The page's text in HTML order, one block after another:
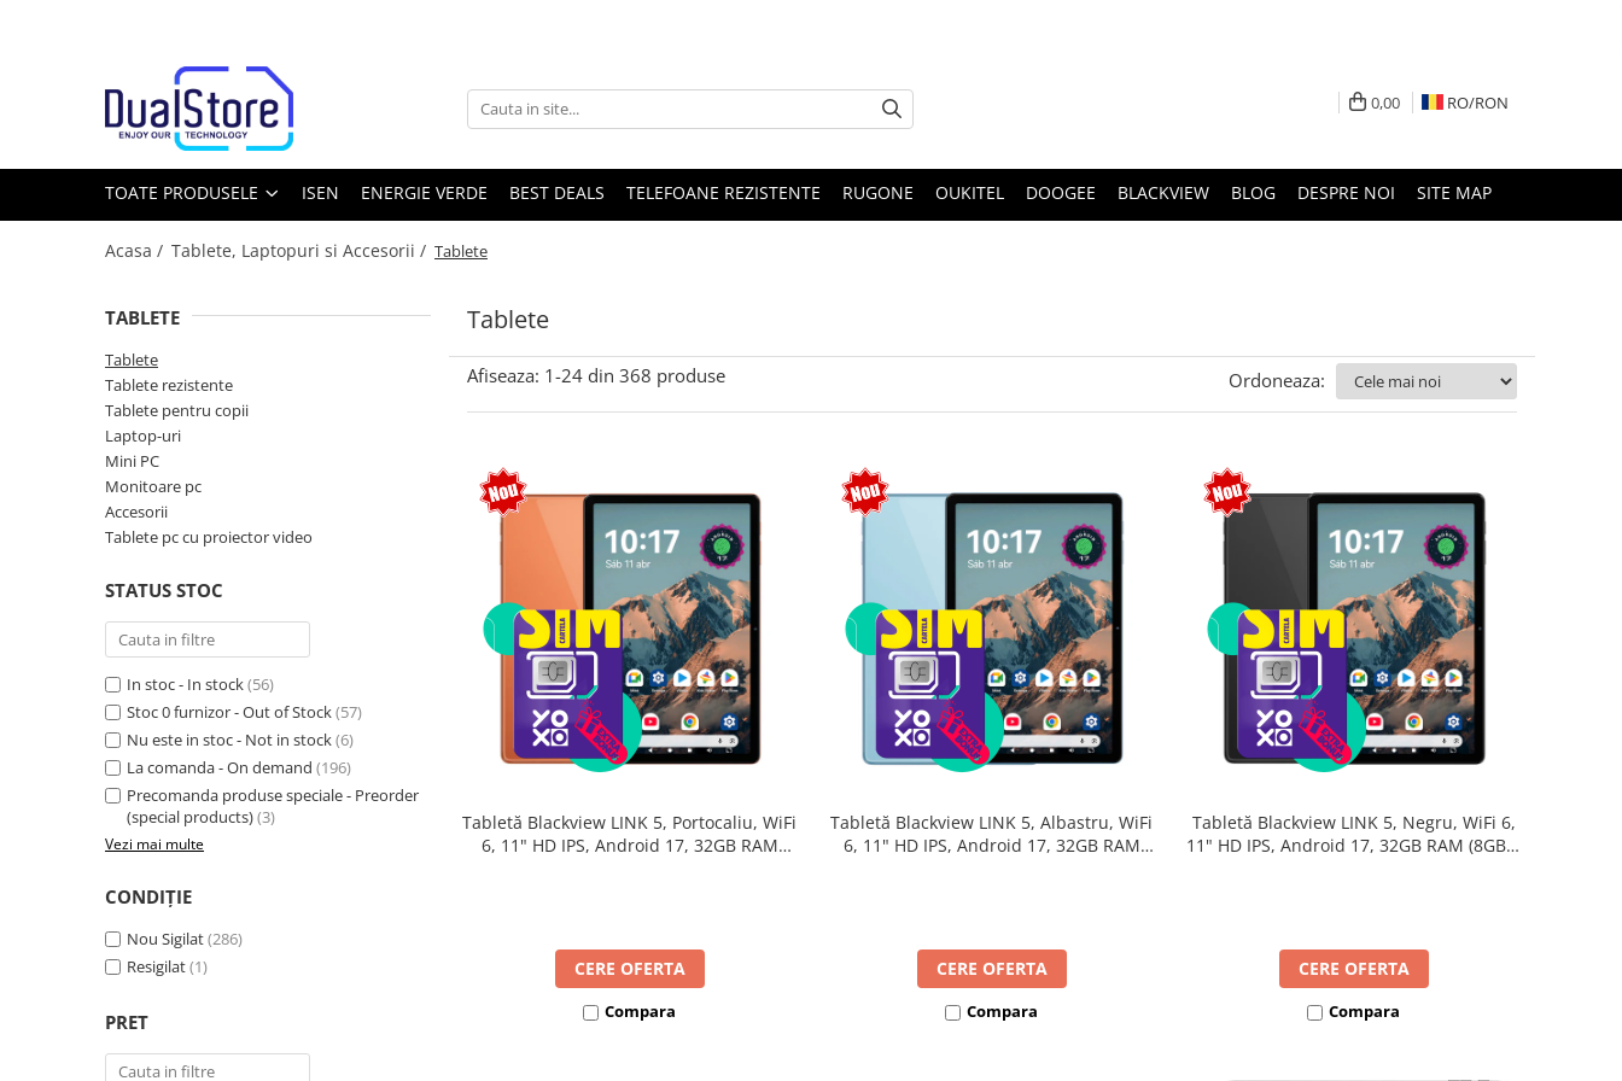
Producatori Telefoane Mobila
Telefoane mobile
Toate ( smart si clasice )
Telefoane cu proiector video
Telefoane (Smartphone) 5G
Telefoane cu camera termica
Telefoane clasice
Piese si accesorii telefoane mobile
Producatori telefoane
Telefoane mobile RugOne
Telefoane mobile Doogee
Telefoane mobile Oukitel
Telefoane mobile Ulefone
Telefoane mobile Unihertz
Telefoane mobile Cubot
Telefoane mobile Blackview
Telefoane mobile OSCAL
Telefoane mobile Fossibot
Telefoane mobile Lagenio
Telefoane mobile iSEN
Telefoane mobile F150
Telefoane mobile HUAWEI
Telefoane mobile Xiaomi
Telefoane mobile AGM
0,00 RO/RON
TOATE PRODUSELE ISEN ENERGIE VERDE BEST DEALS TELEFOANE REZISTENTE RUGONE OUKITEL DOOGEE BLACKVIEW BLOG DESPRE NOI SITE MAP
Acasa / Tablete, Laptopuri si Accesorii / Tablete
Tablete
TABLETE
Tablete
Tablete rezistente
Tablete pentru copii
Laptop-uri
Mini PC
Monitoare pc
Accesorii
Tablete pc cu proiector video
STATUS STOC
In stoc - In stock(56)
Stoc 0 furnizor - Out of Stock(57)
Nu este in stoc - Not in stock(6)
La comanda - On demand (196)
Precomanda produse speciale - Preorder
(special products)(3)
Vezi mai multe
CONDIȚIE
Nou Sigilat(286)
Resigilat(1)
PRET
Afiseaza: 1-24 din 368 produse Ordoneaza:
Tabletă Blackview LINK 5, Portocaliu, WiFi
6, 11" HD IPS, Android 17, 32GB RAM
CERE OFERTA
Compara
Tabletă Blackview LINK 5, Albastru, WiFi
6, 11" HD IPS, Android 17, 32GB RAM
CERE OFERTA
Compara
Tabletă Blackview LINK 5, Negru, WiFi 6,
11" HD IPS, Android 17, 32GB RAM (8GB +
CERE OFERTA
Compara